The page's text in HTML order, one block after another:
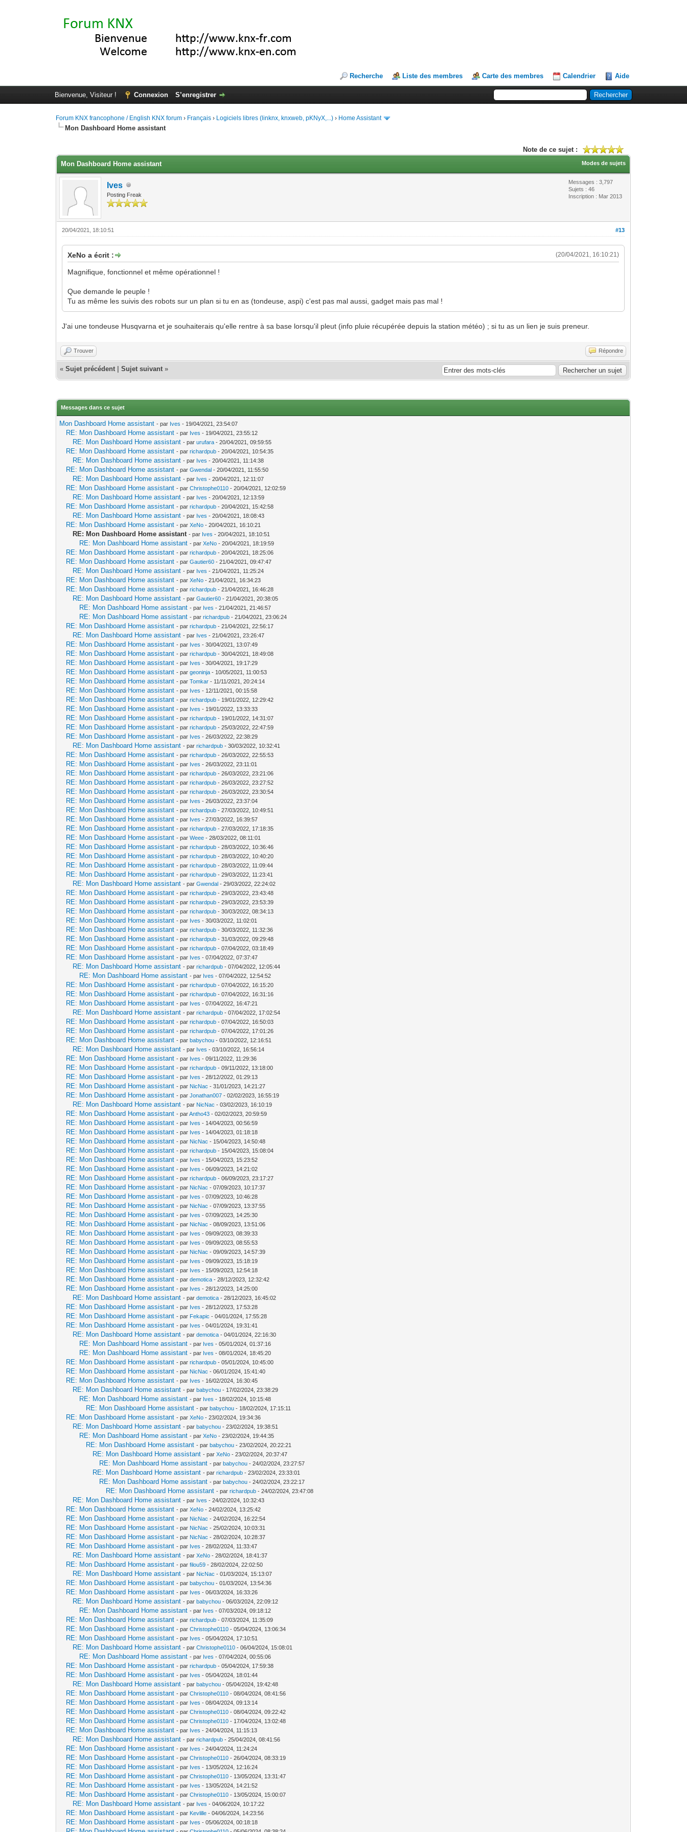
Recherche Liste des membres Carte des membres Calendrier Aide
Bienvenue, Visiteur ! Connexion S’enregistrer
Forum KNX francophone / English KNX forum › Français › Logiciels libres (linknx, knxweb, pKNyX,...) › Home Assistant
Mon Dashboard Home assistant
Note de ce sujet :
Modes de sujets
Mon Dashboard Home assistant
Ives
Posting Freak
Messages : 3,797
Sujets : 46
Inscription : Mar 2013
#13
20/04/2021, 18:10:51
(20/04/2021, 16:10:21)
XeNo a écrit :
Magnifique, fonctionnel et même opérationnel !
Que demande le peuple !
Tu as même les suivis des robots sur un plan si tu en as (tondeuse, aspi) c'est pas mal aussi, gadget mais pas mal !
J'ai une tondeuse Husqvarna et je souhaiterais qu'elle rentre à sa base lorsqu'il pleut (info pluie récupérée depuis la station météo) ; si tu as un lien je suis preneur.
Trouver Répondre
«Sujet précédent |Sujet suivant »
Messages dans ce sujet
Mon Dashboard Home assistant - par Ives - 19/04/2021, 23:54:07
RE: Mon Dashboard Home assistant - par Ives - 19/04/2021, 23:55:12
RE: Mon Dashboard Home assistant - parurufara - 20/04/2021, 09:59:55
RE: Mon Dashboard Home assistant - parrichardpub - 20/04/2021, 10:54:35
RE: Mon Dashboard Home assistant - par Ives - 20/04/2021, 11:14:38
RE: Mon Dashboard Home assistant - parGwendal - 20/04/2021, 11:55:50
RE: Mon Dashboard Home assistant - par Ives - 20/04/2021, 12:11:07
RE: Mon Dashboard Home assistant - parChristophe0110 - 20/04/2021, 12:02:59
RE: Mon Dashboard Home assistant - par Ives - 20/04/2021, 12:13:59
RE: Mon Dashboard Home assistant - parrichardpub - 20/04/2021, 15:42:58
RE: Mon Dashboard Home assistant - par Ives - 20/04/2021, 18:08:43
RE: Mon Dashboard Home assistant - parXeNo - 20/04/2021, 16:10:21
RE: Mon Dashboard Home assistant - par Ives - 20/04/2021, 18:10:51
RE: Mon Dashboard Home assistant - parXeNo - 20/04/2021, 18:19:59
RE: Mon Dashboard Home assistant - parrichardpub - 20/04/2021, 18:25:06
RE: Mon Dashboard Home assistant - parGautier60 - 21/04/2021, 09:47:47
RE: Mon Dashboard Home assistant - par Ives - 21/04/2021, 11:25:24
RE: Mon Dashboard Home assistant - parXeNo - 21/04/2021, 16:34:23
RE: Mon Dashboard Home assistant - parrichardpub - 21/04/2021, 16:46:28
RE: Mon Dashboard Home assistant - parGautier60 - 21/04/2021, 20:38:05
RE: Mon Dashboard Home assistant - par Ives - 21/04/2021, 21:46:57
RE: Mon Dashboard Home assistant - parrichardpub - 21/04/2021, 23:06:24
RE: Mon Dashboard Home assistant - parrichardpub - 21/04/2021, 22:56:17
RE: Mon Dashboard Home assistant - par Ives - 21/04/2021, 23:26:47
RE: Mon Dashboard Home assistant - par Ives - 30/04/2021, 13:07:49
RE: Mon Dashboard Home assistant - parrichardpub - 30/04/2021, 18:49:08
RE: Mon Dashboard Home assistant - par Ives - 30/04/2021, 19:17:29
RE: Mon Dashboard Home assistant - pargeoninja - 10/05/2021, 11:00:53
RE: Mon Dashboard Home assistant - parTomkar - 11/11/2021, 20:24:14
RE: Mon Dashboard Home assistant - par Ives - 12/11/2021, 00:15:58
RE: Mon Dashboard Home assistant - parrichardpub - 19/01/2022, 12:29:42
RE: Mon Dashboard Home assistant - par Ives - 19/01/2022, 13:33:33
RE: Mon Dashboard Home assistant - parrichardpub - 19/01/2022, 14:31:07
RE: Mon Dashboard Home assistant - parrichardpub - 25/03/2022, 22:47:59
RE: Mon Dashboard Home assistant - par Ives - 26/03/2022, 22:38:29
RE: Mon Dashboard Home assistant - parrichardpub - 30/03/2022, 10:32:41
RE: Mon Dashboard Home assistant - parrichardpub - 26/03/2022, 22:55:53
RE: Mon Dashboard Home assistant - par Ives - 26/03/2022, 23:11:01
RE: Mon Dashboard Home assistant - parrichardpub - 26/03/2022, 23:21:06
RE: Mon Dashboard Home assistant - parrichardpub - 26/03/2022, 23:27:52
RE: Mon Dashboard Home assistant - parrichardpub - 26/03/2022, 23:30:54
RE: Mon Dashboard Home assistant - par Ives - 26/03/2022, 23:37:04
RE: Mon Dashboard Home assistant - parrichardpub - 27/03/2022, 10:49:51
RE: Mon Dashboard Home assistant - par Ives - 27/03/2022, 16:39:57
RE: Mon Dashboard Home assistant - parrichardpub - 27/03/2022, 17:18:35
RE: Mon Dashboard Home assistant - parWeee - 28/03/2022, 08:11:01
RE: Mon Dashboard Home assistant - parrichardpub - 28/03/2022, 10:36:46
RE: Mon Dashboard Home assistant - parrichardpub - 28/03/2022, 10:40:20
RE: Mon Dashboard Home assistant - parrichardpub - 28/03/2022, 11:09:44
RE: Mon Dashboard Home assistant - parrichardpub - 29/03/2022, 11:23:41
RE: Mon Dashboard Home assistant - parGwendal - 29/03/2022, 22:24:02
RE: Mon Dashboard Home assistant - parrichardpub - 29/03/2022, 23:43:48
RE: Mon Dashboard Home assistant - parrichardpub - 29/03/2022, 23:53:39
RE: Mon Dashboard Home assistant - parrichardpub - 30/03/2022, 08:34:13
RE: Mon Dashboard Home assistant - par Ives - 30/03/2022, 11:02:01
RE: Mon Dashboard Home assistant - parrichardpub - 30/03/2022, 11:32:36
RE: Mon Dashboard Home assistant - parrichardpub - 31/03/2022, 09:29:48
RE: Mon Dashboard Home assistant - parrichardpub - 07/04/2022, 03:18:49
RE: Mon Dashboard Home assistant - par Ives - 07/04/2022, 07:37:47
RE: Mon Dashboard Home assistant - parrichardpub - 07/04/2022, 12:05:44
RE: Mon Dashboard Home assistant - par Ives - 07/04/2022, 12:54:52
RE: Mon Dashboard Home assistant - parrichardpub - 07/04/2022, 16:15:20
RE: Mon Dashboard Home assistant - parrichardpub - 07/04/2022, 16:31:16
RE: Mon Dashboard Home assistant - par Ives - 07/04/2022, 16:47:21
RE: Mon Dashboard Home assistant - parrichardpub - 07/04/2022, 17:02:54
RE: Mon Dashboard Home assistant - parrichardpub - 07/04/2022, 16:50:03
RE: Mon Dashboard Home assistant - parrichardpub - 07/04/2022, 17:01:26
RE: Mon Dashboard Home assistant - parbabychou - 03/10/2022, 12:16:51
RE: Mon Dashboard Home assistant - par Ives - 03/10/2022, 16:56:14
RE: Mon Dashboard Home assistant - par Ives - 09/11/2022, 11:29:36
RE: Mon Dashboard Home assistant - parrichardpub - 09/11/2022, 13:18:00
RE: Mon Dashboard Home assistant - par Ives - 28/12/2022, 01:29:13
RE: Mon Dashboard Home assistant - par NicNac - 31/01/2023, 14:21:27
RE: Mon Dashboard Home assistant - parJonathan007 - 02/02/2023, 16:55:19
RE: Mon Dashboard Home assistant - par NicNac - 03/02/2023, 16:10:19
RE: Mon Dashboard Home assistant - parAntho43 - 02/02/2023, 20:59:59
RE: Mon Dashboard Home assistant - par Ives - 14/04/2023, 00:56:59
RE: Mon Dashboard Home assistant - par Ives - 14/04/2023, 01:18:18
RE: Mon Dashboard Home assistant - par NicNac - 15/04/2023, 14:50:48
RE: Mon Dashboard Home assistant - parrichardpub - 15/04/2023, 15:08:04
RE: Mon Dashboard Home assistant - par Ives - 15/04/2023, 15:23:52
RE: Mon Dashboard Home assistant - par Ives - 06/09/2023, 14:21:02
RE: Mon Dashboard Home assistant - parrichardpub - 06/09/2023, 23:17:27
RE: Mon Dashboard Home assistant - par NicNac - 07/09/2023, 10:17:37
RE: Mon Dashboard Home assistant - par Ives - 07/09/2023, 10:46:28
RE: Mon Dashboard Home assistant - par NicNac - 07/09/2023, 13:37:55
RE: Mon Dashboard Home assistant - par Ives - 07/09/2023, 14:25:30
RE: Mon Dashboard Home assistant - par NicNac - 08/09/2023, 13:51:06
RE: Mon Dashboard Home assistant - par Ives - 09/09/2023, 08:39:33
RE: Mon Dashboard Home assistant - par Ives - 09/09/2023, 08:55:53
RE: Mon Dashboard Home assistant - par NicNac - 09/09/2023, 14:57:39
RE: Mon Dashboard Home assistant - par Ives - 09/09/2023, 15:18:19
RE: Mon Dashboard Home assistant - par Ives - 15/09/2023, 12:54:18
RE: Mon Dashboard Home assistant - pardemotica - 28/12/2023, 12:32:42
RE: Mon Dashboard Home assistant - par Ives - 28/12/2023, 14:25:00
RE: Mon Dashboard Home assistant - pardemotica - 28/12/2023, 16:45:02
RE: Mon Dashboard Home assistant - par Ives - 28/12/2023, 17:53:28
RE: Mon Dashboard Home assistant - par Fekapic - 04/01/2024, 17:55:28
RE: Mon Dashboard Home assistant - par Ives - 04/01/2024, 19:31:41
RE: Mon Dashboard Home assistant - pardemotica - 04/01/2024, 22:16:30
RE: Mon Dashboard Home assistant - par Ives - 05/01/2024, 01:37:16
RE: Mon Dashboard Home assistant - par Ives - 08/01/2024, 18:45:20
RE: Mon Dashboard Home assistant - parrichardpub - 05/01/2024, 10:45:00
RE: Mon Dashboard Home assistant - par NicNac - 06/01/2024, 15:41:40
RE: Mon Dashboard Home assistant - par Ives - 16/02/2024, 16:30:45
RE: Mon Dashboard Home assistant - parbabychou - 17/02/2024, 23:38:29
RE: Mon Dashboard Home assistant - par Ives - 18/02/2024, 10:15:48
RE: Mon Dashboard Home assistant - parbabychou - 18/02/2024, 17:15:11
RE: Mon Dashboard Home assistant - parXeNo - 23/02/2024, 19:34:36
RE: Mon Dashboard Home assistant - parbabychou - 23/02/2024, 19:38:51
RE: Mon Dashboard Home assistant - parXeNo - 23/02/2024, 19:44:35
RE: Mon Dashboard Home assistant - parbabychou - 23/02/2024, 20:22:21
RE: Mon Dashboard Home assistant - parXeNo - 23/02/2024, 20:37:47
RE: Mon Dashboard Home assistant - parbabychou - 24/02/2024, 23:27:57
RE: Mon Dashboard Home assistant - parrichardpub - 23/02/2024, 23:33:01
RE: Mon Dashboard Home assistant - parbabychou - 24/02/2024, 23:22:17
RE: Mon Dashboard Home assistant - parrichardpub - 24/02/2024, 23:47:08
RE: Mon Dashboard Home assistant - par Ives - 24/02/2024, 10:32:43
RE: Mon Dashboard Home assistant - parXeNo - 24/02/2024, 13:25:42
RE: Mon Dashboard Home assistant - par NicNac - 24/02/2024, 16:22:54
RE: Mon Dashboard Home assistant - par NicNac - 25/02/2024, 10:03:31
RE: Mon Dashboard Home assistant - par NicNac - 28/02/2024, 10:28:37
RE: Mon Dashboard Home assistant - par Ives - 28/02/2024, 11:33:47
RE: Mon Dashboard Home assistant - parXeNo - 28/02/2024, 18:41:37
RE: Mon Dashboard Home assistant - parfilou59 - 28/02/2024, 22:02:50
RE: Mon Dashboard Home assistant - par NicNac - 01/03/2024, 15:13:07
RE: Mon Dashboard Home assistant - parbabychou - 01/03/2024, 13:54:36
RE: Mon Dashboard Home assistant - par Ives - 06/03/2024, 16:33:26
RE: Mon Dashboard Home assistant - parbabychou - 06/03/2024, 22:09:12
RE: Mon Dashboard Home assistant - par Ives - 07/03/2024, 09:18:12
RE: Mon Dashboard Home assistant - parrichardpub - 07/03/2024, 11:35:09
RE: Mon Dashboard Home assistant - parChristophe0110 - 05/04/2024, 13:06:34
RE: Mon Dashboard Home assistant - par Ives - 05/04/2024, 17:10:51
RE: Mon Dashboard Home assistant - parChristophe0110 - 06/04/2024, 15:08:01
RE: Mon Dashboard Home assistant - par Ives - 07/04/2024, 00:55:06
RE: Mon Dashboard Home assistant - parrichardpub - 05/04/2024, 17:59:38
RE: Mon Dashboard Home assistant - par Ives - 05/04/2024, 18:01:44
RE: Mon Dashboard Home assistant - parbabychou - 05/04/2024, 19:42:48
RE: Mon Dashboard Home assistant - parChristophe0110 - 08/04/2024, 08:41:56
RE: Mon Dashboard Home assistant - par Ives - 08/04/2024, 09:13:14
RE: Mon Dashboard Home assistant - parChristophe0110 - 08/04/2024, 09:22:42
RE: Mon Dashboard Home assistant - parChristophe0110 - 17/04/2024, 13:02:48
RE: Mon Dashboard Home assistant - par Ives - 24/04/2024, 11:15:13
RE: Mon Dashboard Home assistant - parrichardpub - 25/04/2024, 08:41:56
RE: Mon Dashboard Home assistant - par Ives - 24/04/2024, 11:24:24
RE: Mon Dashboard Home assistant - parChristophe0110 - 26/04/2024, 08:33:19
RE: Mon Dashboard Home assistant - par Ives - 13/05/2024, 12:16:24
RE: Mon Dashboard Home assistant - parChristophe0110 - 13/05/2024, 13:31:47
RE: Mon Dashboard Home assistant - par Ives - 13/05/2024, 14:21:52
RE: Mon Dashboard Home assistant - parChristophe0110 - 13/05/2024, 15:00:07
RE: Mon Dashboard Home assistant - par Ives - 04/06/2024, 10:17:22
RE: Mon Dashboard Home assistant - par Kevlille - 04/06/2024, 14:23:56
RE: Mon Dashboard Home assistant - par Ives - 05/06/2024, 00:18:18